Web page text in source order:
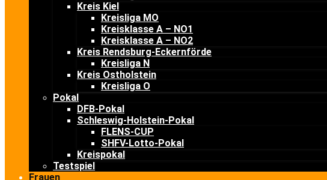
Kreis Kiel
Kreisliga MO
Kreisklasse A – NO1
Kreisklasse A – NO2
Kreis Rendsburg-Eckernförde
Kreisliga N
Kreis Ostholstein
Kreisliga O
Pokal
DFB-Pokal
Schleswig-Holstein-Pokal
FLENS-CUP
SHFV-Lotto-Pokal
Kreispokal
Testspiel
Frauen